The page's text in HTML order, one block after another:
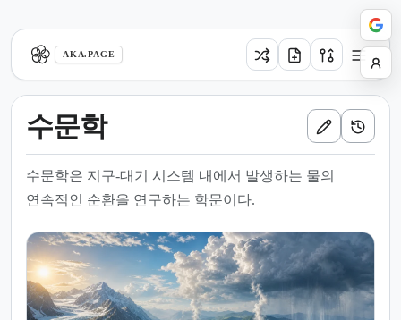
AKA.PAGE
수문학
수문학은 지구-대기 시스템 내에서 발생하는 물의
연속적인 순환을 연구하는 학문이다.